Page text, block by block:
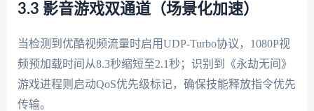
3.3 影音游戏双通道（场景化加速）
当检测到优酷视频流量时启用UDP-Turbo协议，1080P视
频预加载时间从8.3秒缩短至2.1秒；识别到《永劫无间》
游戏进程则启动QoS优先级标记，确保技能释放指令优先
传输。